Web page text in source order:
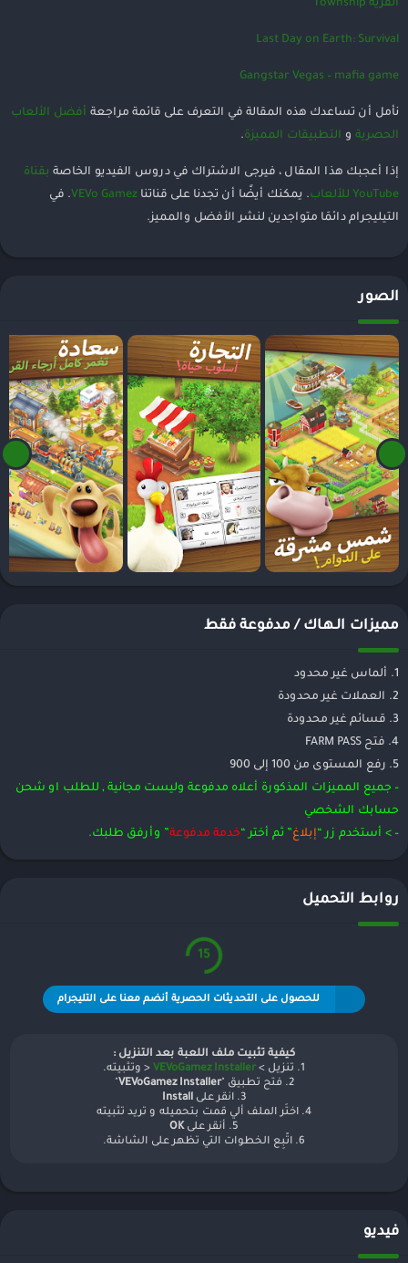
القرية Township
Last Day on Earth: Survival
Gangstar Vegas – mafia game
نأمل أن تساعدك هذه المقالة في التعرف على قائمة مراجعة أفضل الألعاب
الحصرية و التطبيقات المميزة.
إذا أعجبك هذا المقال ، فيرجى الاشتراك في دروس الفيديو الخاصة بقناة
YouTube للألعاب
. يمكنك أيضًا أن تجدنا على قناتنا VEVo Gamez. في
التيليجرام دائمَا متواجدين لنشر الأفضل والمميز.
الصور
مميزات الـهـاك / مدفوعة فقط
1. ألماس غير محدود
2. العملات غير محدودة
3. قسائم غير محدودة
4. فتح FARM PASS
5. رفع المستوى من 100 إلى 900
– جميع المميزات المذكورة أعلاه مدفوعة وليست مجانية , للطلب او شحن
حسابك الشخصي
– > أستخدم زر “إبلاغ” ثم أختر “خدمة مدفوعة” وأرفق طلبك.
روابط التحميل
15
للحصول على التحديثات الحصرية أنضم معنا على التليجرام
كيفية تثبيت ملف اللعبة بعد التنزيل :
1. تنزيل >
VEVoGamez Installer < وتثبيته.
2. فتح تطبيق "
VEVoGamez Installer
"
3. انقر على
Install
4. اختَر الملف ألي قمت بتحميله و تريد تثبيته
5. أنقر على
OK
6. اتّبِع الخطوات التي تظهر على الشاشة.
فيديو